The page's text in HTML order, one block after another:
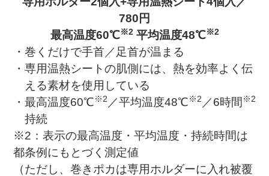
780円
最高温度60℃※2平均温度48℃※2
・巻くだけで手首／足首が温まる
・専用温熱シートの肌側には、熱を効率よく伝
える素材を使用している
・最高温度60℃※2 ／平均温度48℃※2 ／6時間 ※2
持続
※2：表示の最高温度・平均温度・持続時間は
都条例にもとづく測定値
（ただし、巻きポカは専用ホルダーに入れ被覆